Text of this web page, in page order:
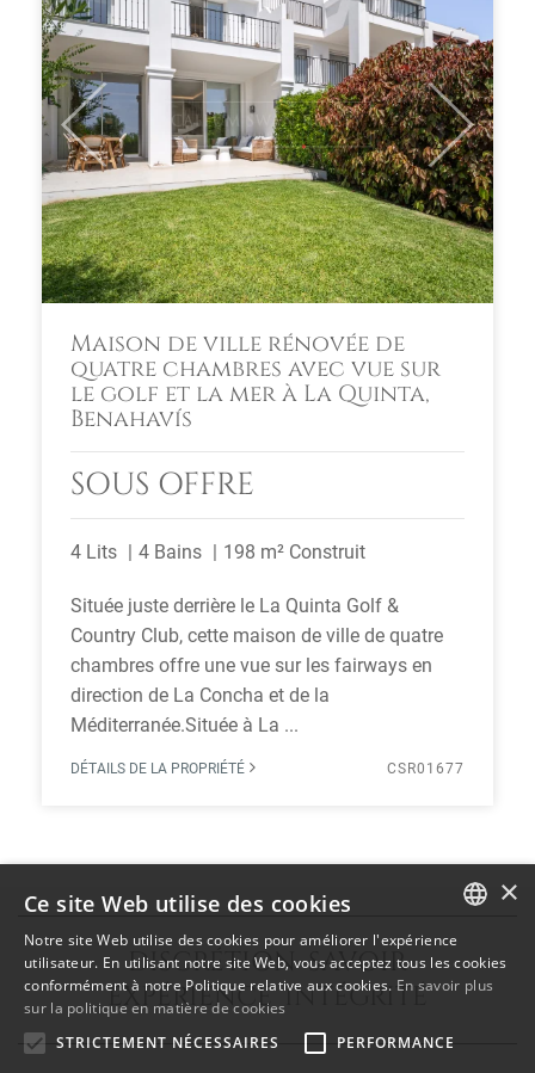
Previous Next
Maison de ville rénovée de
quatre chambres avec vue sur
le golf et la mer à La Quinta,
Benahavís
SOUS OFFRE
4 Lits 4 Bains 198 m² Construit
Située juste derrière le La Quinta Golf &
Country Club, cette maison de ville de quatre
chambres offre une vue sur les fairways en
direction de La Concha et de la
Méditerranée.Située à La ...
DÉTAILS DE LA PROPRIÉTÉ CSR01677
DISCRÉTION SAVOIR
EXPÉRIENCE INTÉGRITÉ
ENGLISH
SPANISH
FRENCH
×
Ce site Web utilise des cookies
Notre site Web utilise des cookies pour améliorer l'expérience
utilisateur. En utilisant notre site Web, vous acceptez tous les cookies
conformément à notre Politique relative aux cookies. En savoir plus
sur la politique en matière de cookies
STRICTEMENT NÉCESSAIRES
PERFORMANCE